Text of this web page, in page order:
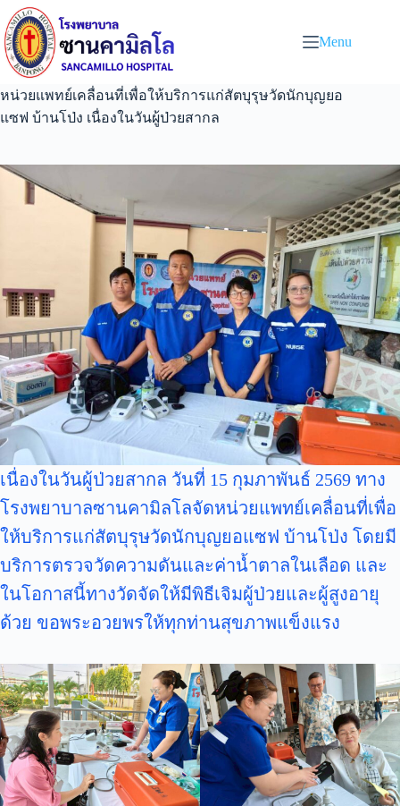
Menu
หน่วยแพทย์เคลื่อนที่เพื่อให้บริการแก่สัตบุรุษวัดนักบุญยอ
แซฟ บ้านโป่ง เนื่องในวันผู้ป่วยสากล
เนื่องในวันผู้ป่วยสากล วันที่ 15 กุมภาพันธ์ 2569 ทาง
โรงพยาบาลซานคามิลโลจัดหน่วยแพทย์เคลื่อนที่เพื่อ
ให้บริการแก่สัตบุรุษวัดนักบุญยอแซฟ บ้านโป่ง โดยมี
บริการตรวจวัดความดันและค่าน้ำตาลในเลือด และ
ในโอกาสนี้ทางวัดจัดให้มีพิธีเจิมผู้ป่วยและผู้สูงอายุ
ด้วย ขอพระอวยพรให้ทุกท่านสุขภาพแข็งแรง